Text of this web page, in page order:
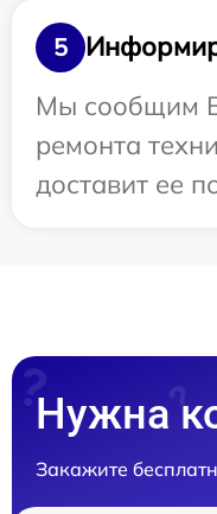
5
Мы сообщим
ремонта
доставит ее
Нужна
Закажите